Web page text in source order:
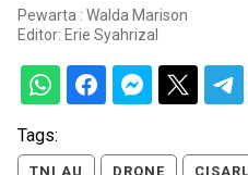
Pewarta : Walda Marison
Editor: Erie Syahrizal
Tags:
TNI AU DRONE